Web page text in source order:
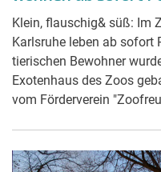
Klein, flauschig& süß: Im
Karlsruhe leben ab sofort
tierischen Bewohner
Exotenhaus des Zoos
vom Förderverein